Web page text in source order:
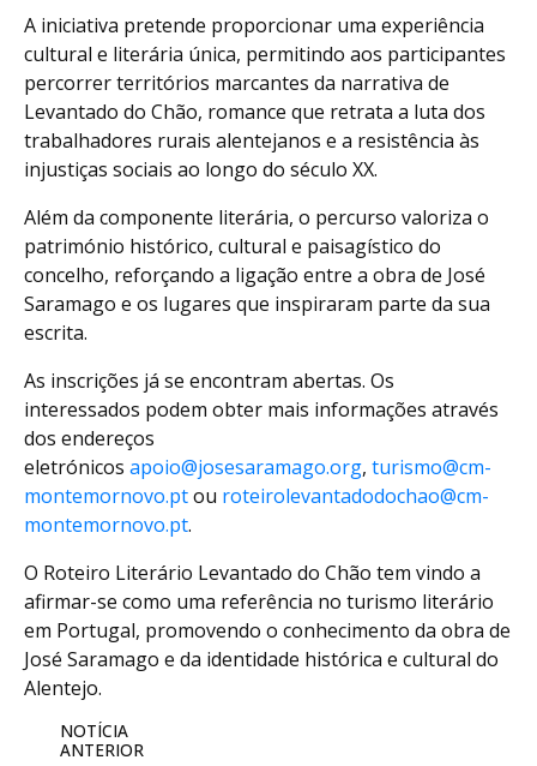
A iniciativa pretende proporcionar uma experiência
cultural e literária única, permitindo aos participantes
percorrer territórios marcantes da narrativa de
Levantado do Chão, romance que retrata a luta dos
trabalhadores rurais alentejanos e a resistência às
injustiças sociais ao longo do século XX.
Além da componente literária, o percurso valoriza o
património histórico, cultural e paisagístico do
concelho, reforçando a ligação entre a obra de José
Saramago e os lugares que inspiraram parte da sua
escrita.
As inscrições já se encontram abertas. Os
interessados podem obter mais informações através
dos endereços
eletrónicos apoio@josesaramago.org, turismo@cm-
montemornovo.ptou roteirolevantadodochao@cm-
montemornovo.pt.
O Roteiro Literário Levantado do Chão tem vindo a
afirmar-se como uma referência no turismo literário
em Portugal, promovendo o conhecimento da obra de
José Saramago e da identidade histórica e cultural do
Alentejo.
NOTÍCIA
ANTERIOR